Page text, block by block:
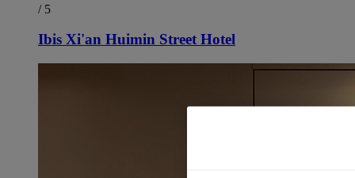
/ 5
Ibis Xi'an Huimin Street Hotel